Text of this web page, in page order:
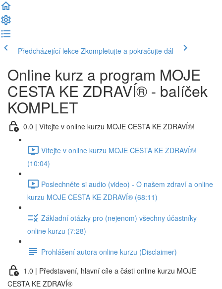
Předcházející lekce Zkompletujte a pokračujte dál
Online kurz a program MOJE
CESTA KE ZDRAVÍ® - balíček
KOMPLET
0.0 | Vítejte v online kurzu MOJE CESTA KE ZDRAVÍ®!
Vítejte v online kurzu MOJE CESTA KE ZDRAVÍ®!
(10:04)
Poslechněte si audio (video) - O našem zdraví a online
kurzu MOJE CESTA KE ZDRAVÍ® (68:11)
Základní otázky pro (nejenom) všechny účastníky
online kurzu (7:28)
Prohlášení autora online kurzu (Disclaimer)
1.0 | Představení, hlavní cíle a části online kurzu MOJE
CESTA KE ZDRAVÍ®